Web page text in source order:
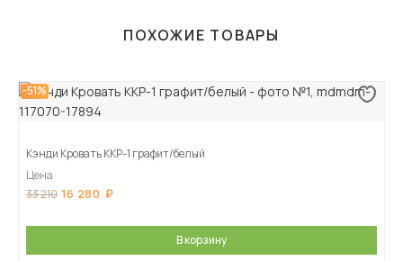
ПОХОЖИЕ ТОВАРЫ
-51%
Кэнди Кровать ККР-1 графит/белый
Цена
33 210 16 280
В корзину